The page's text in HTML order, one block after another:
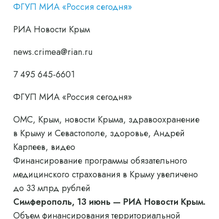
ФГУП МИА «Россия сегодня»
РИА Новости Крым
news.crimea@rian.ru
7 495 645-6601
ФГУП МИА «Россия сегодня»
ОМС, Крым, новости Крыма, здравоохранение
в Крыму и Севастополе, здоровье, Андрей
Карпеев, видео
Финансирование программы обязательного
медицинского страхования в Крыму увеличено
до 33 млрд рублей
Симферополь, 13 июнь — РИА Новости Крым.
Объем финансирования территориальной